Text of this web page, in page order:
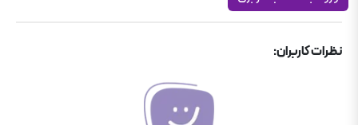
نظرات کاربران: